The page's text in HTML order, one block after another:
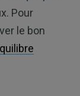
Pour
le bon